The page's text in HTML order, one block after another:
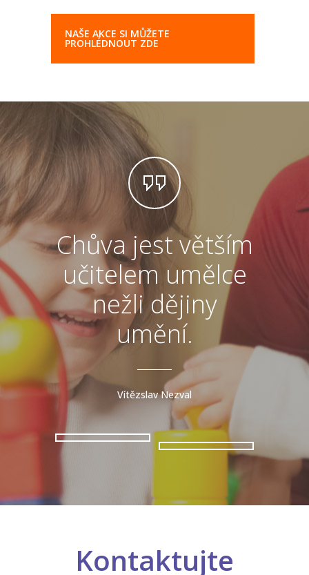
NAŠE AKCE SI MŮŽETE
PROHLÉDNOUT ZDE
Chůva jest větším
učitelem umělce
nežli dějiny
umění.
Vítězslav Nezval
Kontaktujte